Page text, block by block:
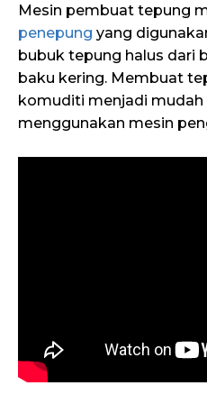
Mesin pembuat tepung
penepung yang
bubuk tepung halus dari
baku kering. Membuat
komuditi menjadi mudah
menggunakan mesin